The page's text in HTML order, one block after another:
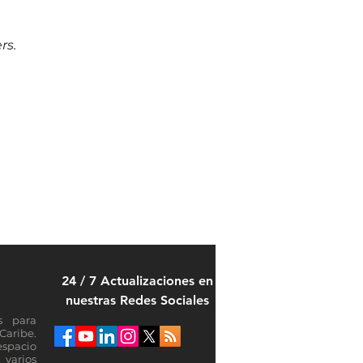
para
24 / 7 Actualizaciones en
nuestras Redes Sociales